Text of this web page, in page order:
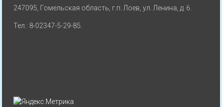
247095, Гомельская область, г.п. Лоев, ул. Ленина, д. 6.
Тел.: 8-02347-5-29-85.